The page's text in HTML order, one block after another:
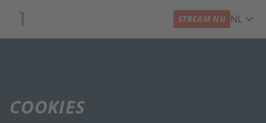
STREAM NU NLexpand_more
COOKIES